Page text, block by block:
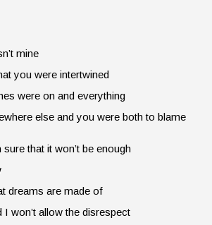
mine
you were intertwined
were on and everything
else and you were both to blame
sure that it won’t be enough
dreams are made of
won’t allow the disrespect